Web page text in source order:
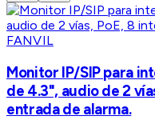
FANVIL
Monitor IP/SIP para
de 4.3", audio de 2
entrada de alarma.